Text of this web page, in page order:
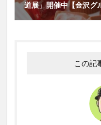
道展」開催中【金沢グ
この記